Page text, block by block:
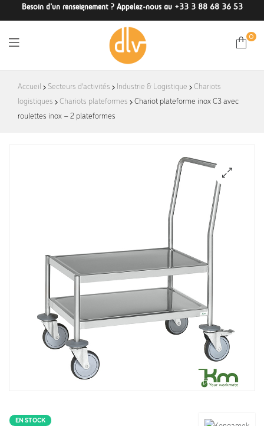
Besoin d'un renseignement ? Appelez-nous au +33 3 88 68 36 53
DLV-
France
0
Accueil Secteurs d'activités Industrie & Logistique
Chariots
logistiques
Chariots plateformes
Chariot plateforme inox C3 avec
roulettes inox – 2 plateformes
EN STOCK